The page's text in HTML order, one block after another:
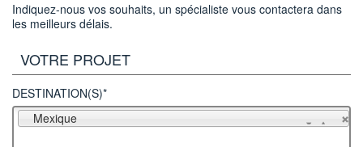
Indiquez-nous vos souhaits, un spécialiste vous contactera dans
les meilleurs délais.
VOTRE PROJET
DESTINATION(S)*
Mexique